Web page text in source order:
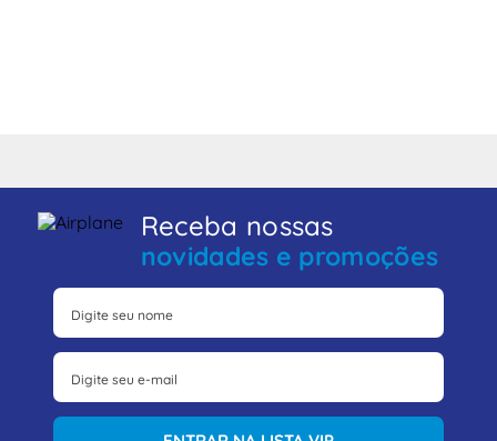
Receba nossas
novidades e promoções